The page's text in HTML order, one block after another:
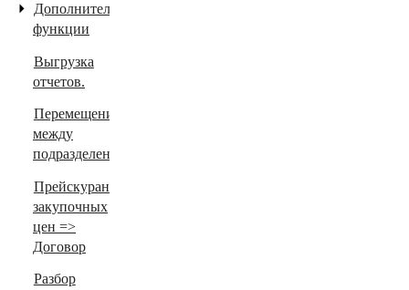
Дополнительные
функции
Выгрузка
отчетов.
Перемещение
между
подразделениями
Прейскурант
закупочных
цен =>
Договор
Разбор